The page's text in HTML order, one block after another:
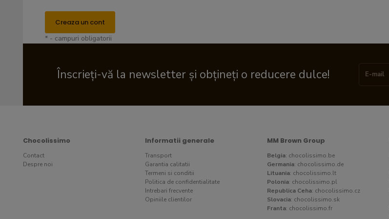
Creaza un cont
* - campuri obligatorii
Înscrieți-vă la newsletter și obțineți o reducere dulce!
Chocolissimo
Contact
Despre noi
Informatii generale
Transport
Garantia calitatii
Termeni si conditii
Politica de confidentialitate
Intrebari frecvente
Opiniile clientilor
MM Brown Group
Belgia: chocolissimo.be
Germania: chocolissimo.de
Lituania: chocolissimo.lt
Polonia: chocolissimo.pl
Republica Ceha: chocolissimo.cz
Slovacia: chocolissimo.sk
Franta: chocolissimo.fr